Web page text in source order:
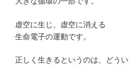
虚空に生じ、虚空に消える
生命電子の運動です。
正しく生きるというのは、どうい